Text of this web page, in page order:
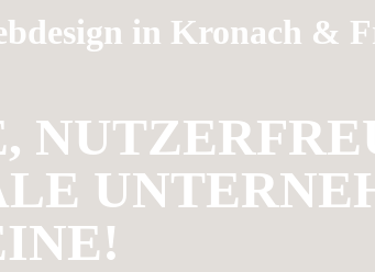
in Kronach &